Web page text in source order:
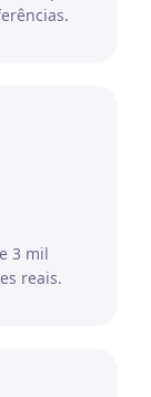
3 mil
reais.